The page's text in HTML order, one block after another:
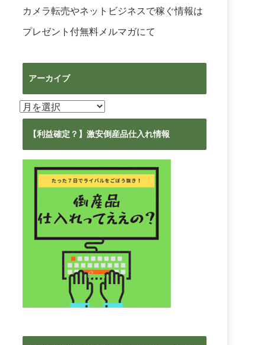
カメラ転売やネットビジネスで稼ぐ情報は
プレゼント付無料メルマガにて
アーカイブ
ア
ー
【利益確定？】激安倒産品仕入れ情報